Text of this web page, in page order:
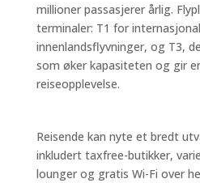
millioner passasjerer årlig.
terminaler: T1 for
innenlandsflyvninger, og T3,
som øker kapasiteten og gir
reiseopplevelse.
Reisende kan nyte et bredt
inkludert taxfree-butikker,
lounger og gratis Wi-Fi over